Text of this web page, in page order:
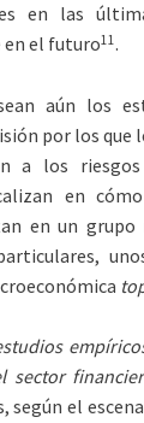
en las
en el futuro11 .
aún los
por los que
a los
en
en un grupo
sector
según el